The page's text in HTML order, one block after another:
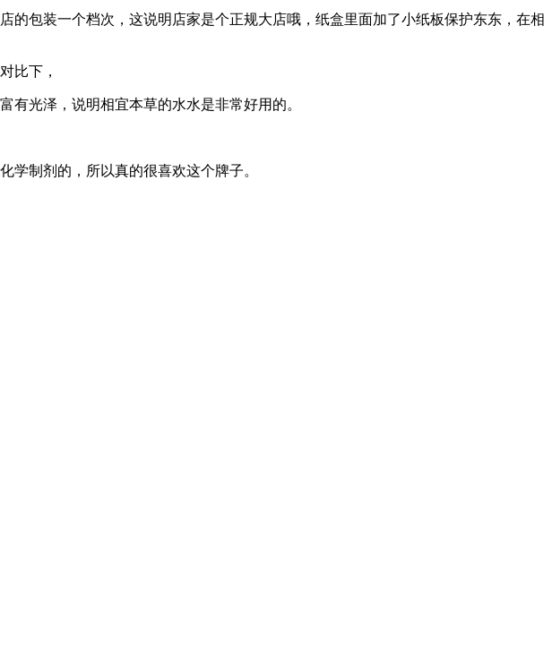
包装一个档次，这说明店家是个正规大店哦，纸盒里面加了小纸板保护东东，在相
比下，
光泽，说明相宜本草的水水是非常好用的。
学制剂的，所以真的很喜欢这个牌子。